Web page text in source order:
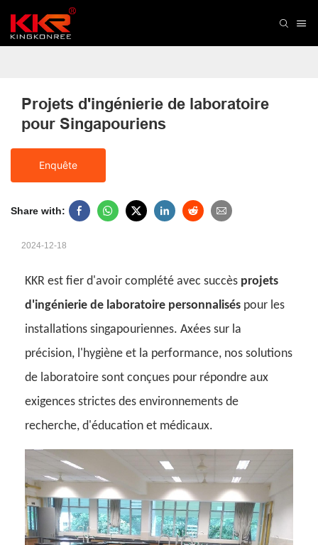
Projets d'ingénierie de laboratoire
pour Singapouriens
Enquête
Share with:
2024-12-18
KKR est fier d'avoir complété avec succès projets
d'ingénierie de laboratoire personnalisés pour les
installations singapouriennes. Axées sur la
précision, l'hygiène et la performance, nos solutions
de laboratoire sont conçues pour répondre aux
exigences strictes des environnements de
recherche, d'éducation et médicaux.